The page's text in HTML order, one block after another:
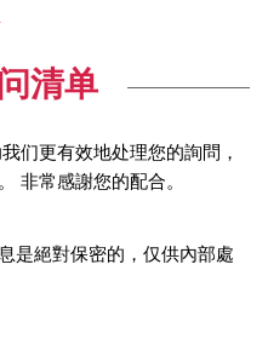
清单
们更有效地处理您的詢問，
非常感謝您的配合。
是絕對保密的，仅供內部處